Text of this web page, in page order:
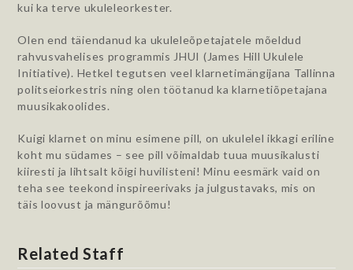
kui ka terve ukuleleorkester.
Olen end täiendanud ka ukuleleõpetajatele mõeldud
rahvusvahelises programmis JHUI (James Hill Ukulele
Initiative). Hetkel tegutsen veel klarnetimängijana Tallinna
politseiorkestris ning olen töötanud ka klarnetiõpetajana
muusikakoolides.
Kuigi klarnet on minu esimene pill, on ukulelel ikkagi eriline
koht mu südames – see pill võimaldab tuua muusikalusti
kiiresti ja lihtsalt kõigi huvilisteni! Minu eesmärk vaid on
teha see teekond inspireerivaks ja julgustavaks, mis on
täis loovust ja mängurõõmu!
Related Staff